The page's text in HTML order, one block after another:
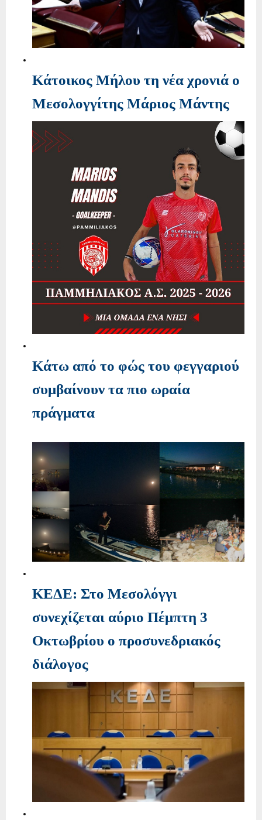
Κάτοικος Μήλου τη νέα χρονιά ο
Μεσολογγίτης Μάριος Μάντης
Κάτω από το φώς του φεγγαριού
συμβαίνουν τα πιο ωραία
πράγματα
ΚΕΔΕ: Στο Μεσολόγγι
συνεχίζεται αύριο Πέμπτη 3
Οκτωβρίου ο προσυνεδριακός
διάλογος